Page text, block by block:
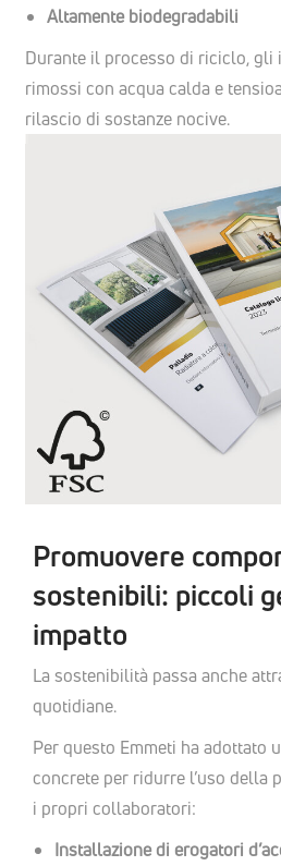
Altamente biodegradabili
Durante il processo di riciclo, gli
rimossi con acqua calda e
rilascio di sostanze nocive.
Promuovere
sostenibili: piccoli
impatto
La sostenibilità passa anche
quotidiane.
Per questo Emmeti ha adottato
concrete per ridurre l’uso della
i propri collaboratori:
Installazione di erogatori